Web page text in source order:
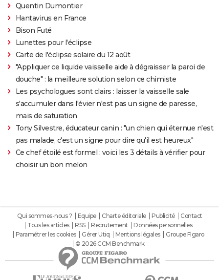
Quentin Dumontier
Hantavirus en France
Bison Futé
Lunettes pour l'éclipse
Carte de l'éclipse solaire du 12 août
"Appliquer ce liquide vaisselle aide à dégraisser la paroi de
douche" : la meilleure solution selon ce chimiste
Les psychologues sont clairs : laisser la vaisselle sale
s'accumuler dans l'évier n'est pas un signe de paresse,
mais de saturation
Tony Silvestre, éducateur canin : "un chien qui éternue n'est
pas malade, c'est un signe pour dire qu'il est heureux"
Ce chef étoilé est formel : voici les 3 détails à vérifier pour
choisir un bon melon
Qui sommes-nous ? Equipe Charte éditoriale Publicité
Contact
Tous les articles
RSS Recrutement
Données personnelles
Paramétrer les cookies
Gérer Utiq Mentions légales
Groupe Figaro
© 2026 CCM Benchmark